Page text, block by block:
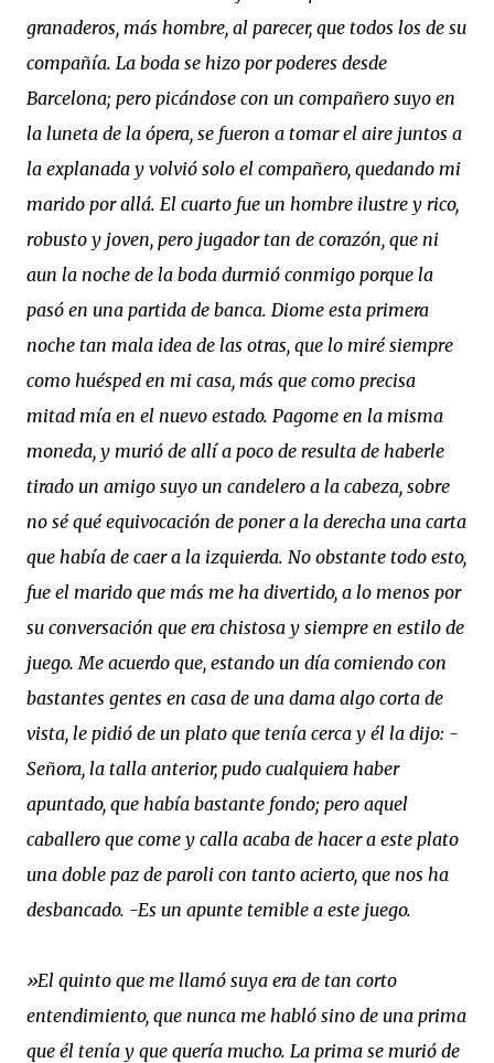
granaderos, más hombre, al parecer, que todos los de su
compañía. La boda se hizo por poderes desde
Barcelona; pero picándose con un compañero suyo en
la luneta de la ópera, se fueron a tomar el aire juntos a
la explanada y volvió solo el compañero, quedando mi
marido por allá. El cuarto fue un hombre ilustre y rico,
robusto y joven, pero jugador tan de corazón, que ni
aun la noche de la boda durmió conmigo porque la
pasó en una partida de banca. Diome esta primera
noche tan mala idea de las otras, que lo miré siempre
como huésped en mi casa, más que como precisa
mitad mía en el nuevo estado. Pagome en la misma
moneda, y murió de allí a poco de resulta de haberle
tirado un amigo suyo un candelero a la cabeza, sobre
no sé qué equivocación de poner a la derecha una carta
que había de caer a la izquierda. No obstante todo esto,
fue el marido que más me ha divertido, a lo menos por
su conversación que era chistosa y siempre en estilo de
juego. Me acuerdo que, estando un día comiendo con
bastantes gentes en casa de una dama algo corta de
vista, le pidió de un plato que tenía cerca y él la dijo: -
Señora, la talla anterior, pudo cualquiera haber
apuntado, que había bastante fondo; pero aquel
caballero que come y calla acaba de hacer a este plato
una doble paz de paroli con tanto acierto, que nos ha
desbancado. -Es un apunte temible a este juego.
»El quinto que me llamó suya era de tan corto
entendimiento, que nunca me habló sino de una prima
que él tenía y que quería mucho. La prima se murió de